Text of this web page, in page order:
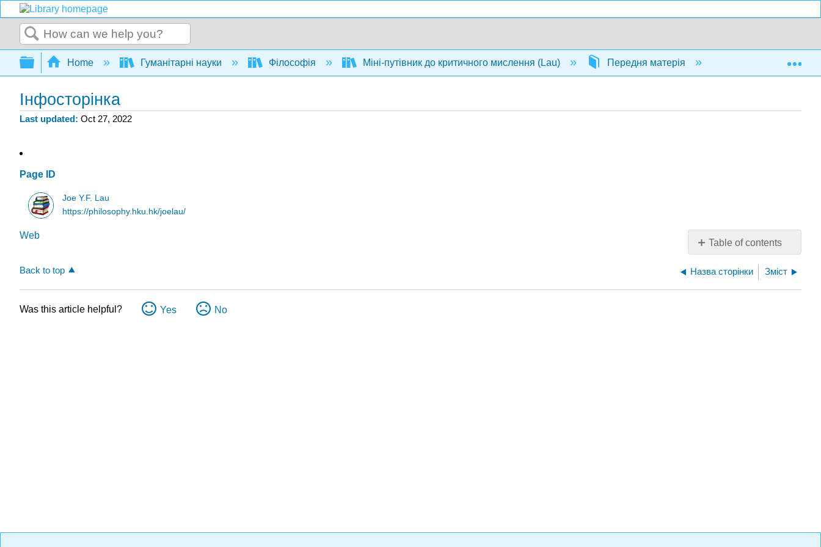
Search
Expand/collapse global hierarchy
Home Гуманітарні науки Філософія Міні-путівник до критичного мислення (Lau) Передня матерія Інфосторінка
Інфосторінка
Last updated Oct 27, 2022
Page ID
Joe Y.F. Lau
https://philosophy.hku.hk/joelau/
Table of contents
No
headers
Web
Back to top Назва сторінки Зміст
Was this article helpful? Yes No